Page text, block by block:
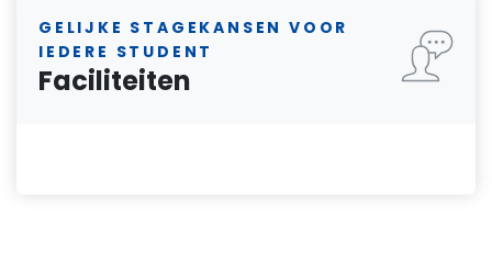
GELIJKE STAGEKANSEN VOOR
IEDERE STUDENT
Faciliteiten